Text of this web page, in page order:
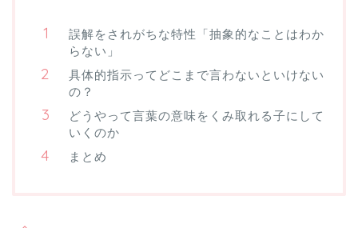
誤解をされがちな特性「抽象的なことはわか
らない」
具体的指示ってどこまで言わないといけない
の？
どうやって言葉の意味をくみ取れる子にして
いくのか
まとめ